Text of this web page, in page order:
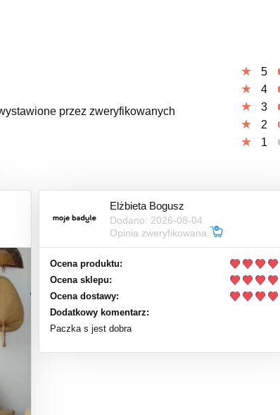
przez zweryfikowanych
5
4
3
2
1
Elżbieta Bogusz
Dodano: 2026-08-04
Opinia zweryfikowana
Ocena produktu:
Ocena sklepu:
Ocena dostawy:
Dodatkowy komentarz:
Paczka s jest dobra